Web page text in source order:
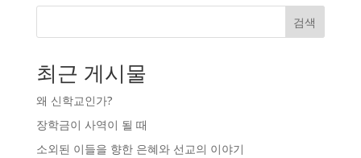
검색
최근 게시물
왜 신학교인가?
장학금이 사역이 될 때
소외된 이들을 향한 은혜와 선교의 이야기